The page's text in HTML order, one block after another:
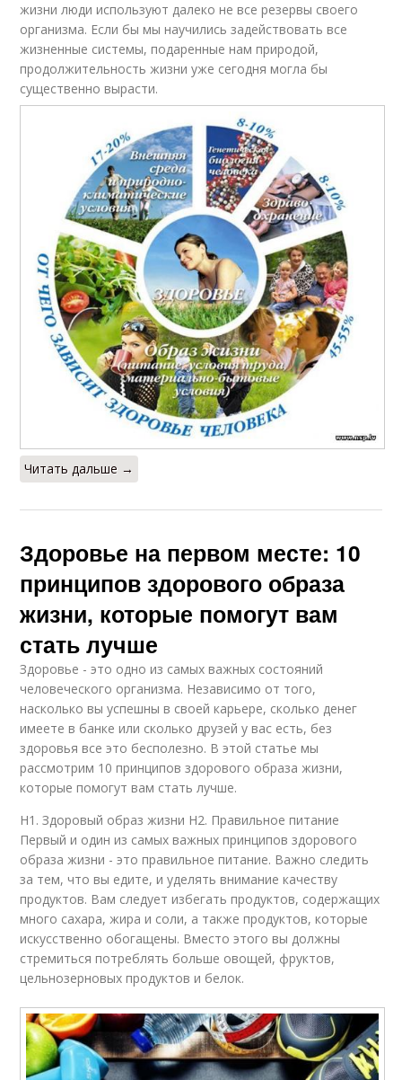
жизни люди используют далеко не все резервы своего
организма. Если бы мы научились задействовать все
жизненные системы, подаренные нам природой,
продолжительность жизни уже сегодня могла бы
существенно вырасти.
Читать дальше →
Здоровье на первом месте: 10
принципов здорового образа
жизни, которые помогут вам
стать лучше
Здоровье - это одно из самых важных состояний
человеческого организма. Независимо от того,
насколько вы успешны в своей карьере, сколько денег
имеете в банке или сколько друзей у вас есть, без
здоровья все это бесполезно. В этой статье мы
рассмотрим 10 принципов здорового образа жизни,
которые помогут вам стать лучше.
H1. Здоровый образ жизни H2. Правильное питание
Первый и один из самых важных принципов здорового
образа жизни - это правильное питание. Важно следить
за тем, что вы едите, и уделять внимание качеству
продуктов. Вам следует избегать продуктов, содержащих
много сахара, жира и соли, а также продуктов, которые
искусственно обогащены. Вместо этого вы должны
стремиться потреблять больше овощей, фруктов,
цельнозерновых продуктов и белок.